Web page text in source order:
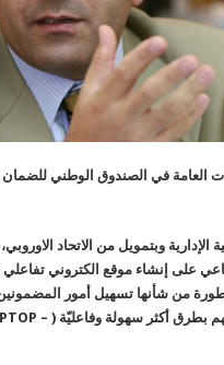
العامة في الصندوق الوطني للضمان
الإدارية وبتمويل من الاتحاد
على إنشاء موقع الكتروني
من شأنها تسهيل أمور
بطرق أكثر سهولة وفاعليّة
–